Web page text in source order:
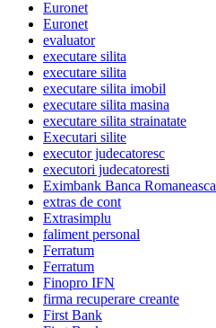
Euronet
Euronet
evaluator
executare silita
executare silita
executare silita imobil
executare silita masina
executare silita strainatate
Executari silite
executor judecatoresc
executori judecatoresti
Eximbank Banca Romaneasca
extras de cont
Extrasimplu
faliment personal
Ferratum
Ferratum
Finopro IFN
firma recuperare creante
First Bank